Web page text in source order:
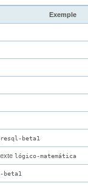
Exemple
beta1
lógico-matemática
beta1